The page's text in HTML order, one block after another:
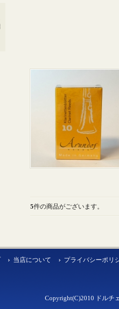
5件の商品がございます。
当店について プライバシーポリ
Copyright(C)2010 ドルチ